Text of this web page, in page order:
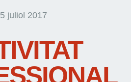
juliol 2017